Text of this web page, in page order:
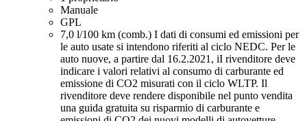
Manuale
GPL
7,0 l/100 km (comb.) I dati di consumi ed emissioni per
le auto usate si intendono riferiti al ciclo NEDC. Per le
auto nuove, a partire dal 16.2.2021, iI rivenditore deve
indicare i valori relativi al consumo di carburante ed
emissione di CO2 misurati con il ciclo WLTP. Il
rivenditore deve rendere disponibile nel punto vendita
una guida gratuita su risparmio di carburante e